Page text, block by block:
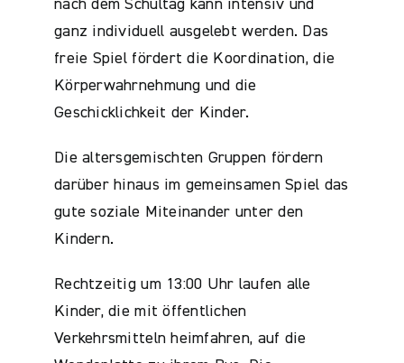
nach dem Schultag kann intensiv und
ganz individuell ausgelebt werden. Das
freie Spiel fördert die Koordination, die
Körperwahrnehmung und die
Geschicklichkeit der Kinder.
Die altersgemischten Gruppen fördern
darüber hinaus im gemeinsamen Spiel das
gute soziale Miteinander unter den
Kindern.
Rechtzeitig um 13:00 Uhr laufen alle
Kinder, die mit öffentlichen
Verkehrsmitteln heimfahren, auf die